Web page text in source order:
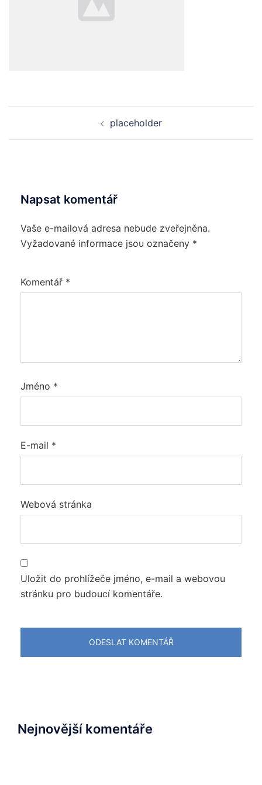
placeholder
Napsat komentář
Vaše e-mailová adresa nebude zveřejněna.
Vyžadované informace jsou označeny *
Komentář *
Jméno *
E-mail *
Webová stránka
Uložit do prohlížeče jméno, e-mail a webovou
stránku pro budoucí komentáře.
Nejnovější komentáře